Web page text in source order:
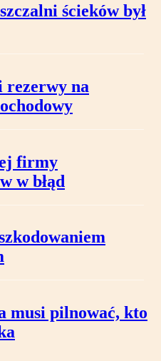
ścieków był
rezerwy na
firmy
w błąd
musi pilnować, kto